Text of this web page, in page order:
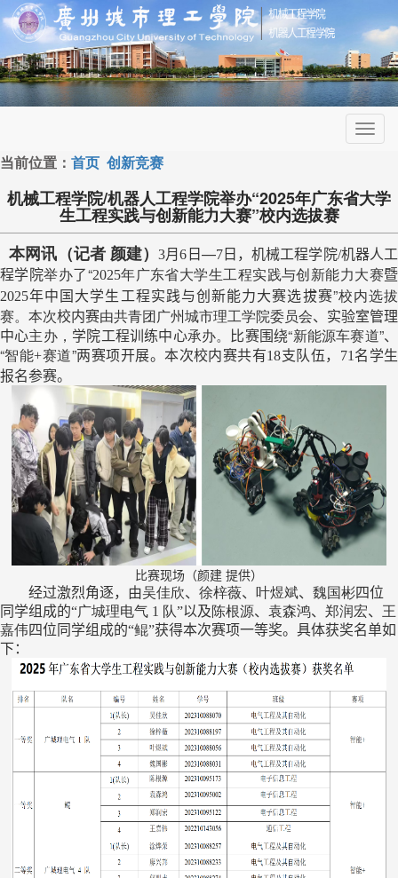
当前位置： 首页 创新竞赛
机械工程学院/机器人工程学院举办“2025年广东省大学
生工程实践与创新能力大赛”校内选拔赛
本网讯（记者 颜建）3月6日—7日，机械工程学院/机器人工
程学院举办了“2025年广东省大学生工程实践与创新能力大赛暨
2025年中国大学生工程实践与创新能力大赛选拔赛”校内选拔
赛。本次校内赛由共青团广州城市理工学院委员会、 实验室管理
中心主办， 学院工程训练中心承办。 比赛围绕“新能源车赛道”、
“智能+赛道”两赛项开展。本次校内赛共有18支队伍， 71 名学生
报名参赛。
比赛现场（颜建 提供）
经过激烈角逐，由吴佳欣、徐梓薇、 叶煜斌、魏国彬四位
同学组成的“广城理电气 1 队”以及陈根源、 袁森鸿、 郑润宏、 王
嘉伟四位同学组成的“鲲”获得本次赛项一等奖。具体获奖名单如
下：